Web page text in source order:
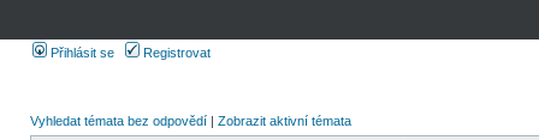
Přihlásit se Registrovat
Vyhledat témata bez odpovědí | Zobrazit aktivní témata